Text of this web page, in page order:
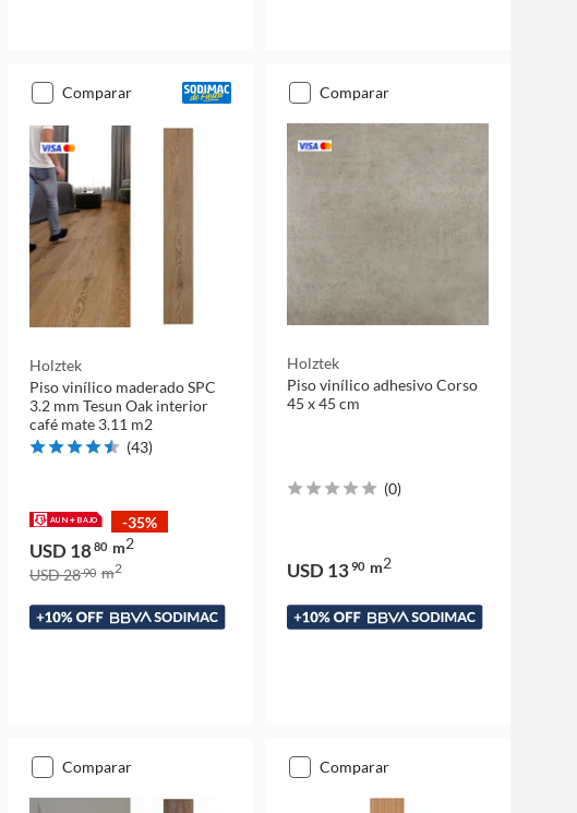
comparar
Holztek
Piso vinílico maderado SPC
3.2 mm Tesun Oak interior
café mate 3.11 m2
(43)
-35%
USD 1880 m2
USD 2890 m2
comparar
Holztek
Piso vinílico adhesivo Corso
45 x 45 cm
(0)
USD 1390 m2
comparar comparar